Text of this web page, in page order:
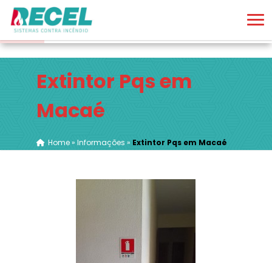
Extintor Pqs em
Macaé
Home» Informações » Extintor Pqs em Macaé